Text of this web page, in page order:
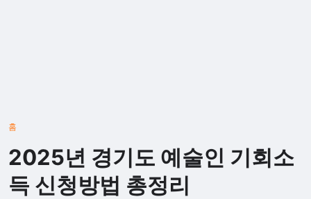
홈
2025년 경기도 예술인 기회소
득 신청방법 총정리